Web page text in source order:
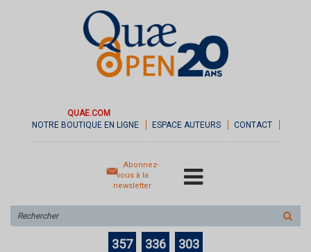
QUAE.COM
NOTRE BOUTIQUE EN LIGNE
ESPACE AUTEURS CONTACT
Abonnez-
vous à la
newsletter
sur
le
357 336 303